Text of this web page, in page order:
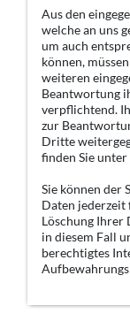
Aus den
welche an uns
um auch
können,
weiteren
Beantwortung
verpflichtend.
zur
Dritte
finden Sie
Sie können der
Daten
Löschung Ihrer
in diesem Fall
berechtigtes